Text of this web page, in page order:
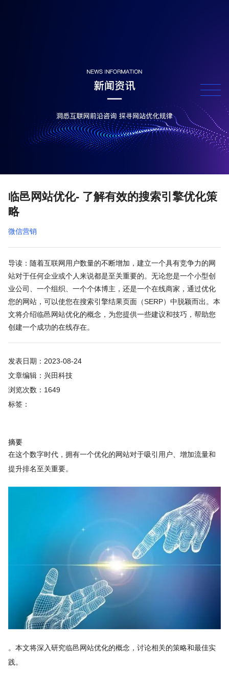
临邑网站优化- 了解有效的搜索引擎优化策
略
微信营销
导读：随着互联网用户数量的不断增加，建立一个具有竞争力的网
站对于任何企业或个人来说都是至关重要的。无论您是一个小型创
业公司、一个组织、一个个体博主，还是一个在线商家，通过优化
您的网站，可以使您在搜索引擎结果页面（SERP）中脱颖而出。本
文将介绍临邑网站优化的概念，为您提供一些建议和技巧，帮助您
创建一个成功的在线存在。
发表日期：2023-08-24
文章编辑：兴田科技
浏览次数：1649
标签：
摘要
在这个数字时代，拥有一个优化的网站对于吸引用户、增加流量和
提升排名至关重要。
。本文将深入研究临邑网站优化的概念，讨论相关的策略和最佳实
践。